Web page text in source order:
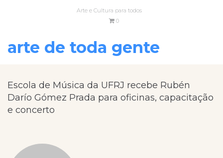
Arte e Cultura para todos
0
arte de toda gente
Escola de Música da UFRJ recebe Rubén
Darío Gómez Prada para oficinas, capacitação
e concerto